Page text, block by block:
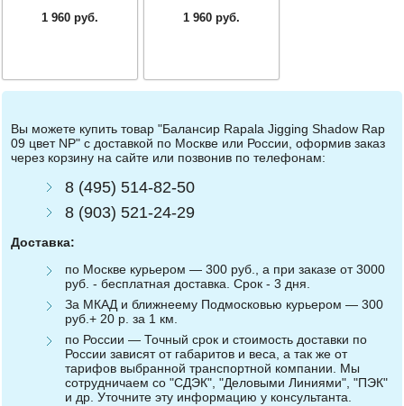
1 960 руб. 1 960 руб.
Вы можете купить товар "Балансир Rapala Jigging Shadow Rap
09 цвет NP" с доставкой по Москве или России, оформив заказ
через корзину на сайте или позвонив по телефонам:
8 (495) 514-82-50
8 (903) 521-24-29
Доставка:
по Москве курьером — 300 руб., а при заказе от 3000
руб. - бесплатная доставка. Срок - 3 дня.
За МКАД и ближнеему Подмосковью курьером — 300
руб.+ 20 р. за 1 км.
по России — Точный срок и стоимость доставки по
России зависят от габаритов и веса, а так же от
тарифов выбранной транспортной компании. Мы
сотрудничаем со "СДЭК", "Деловыми Линиями", "ПЭК"
и др. Уточните эту информацию у консультанта.